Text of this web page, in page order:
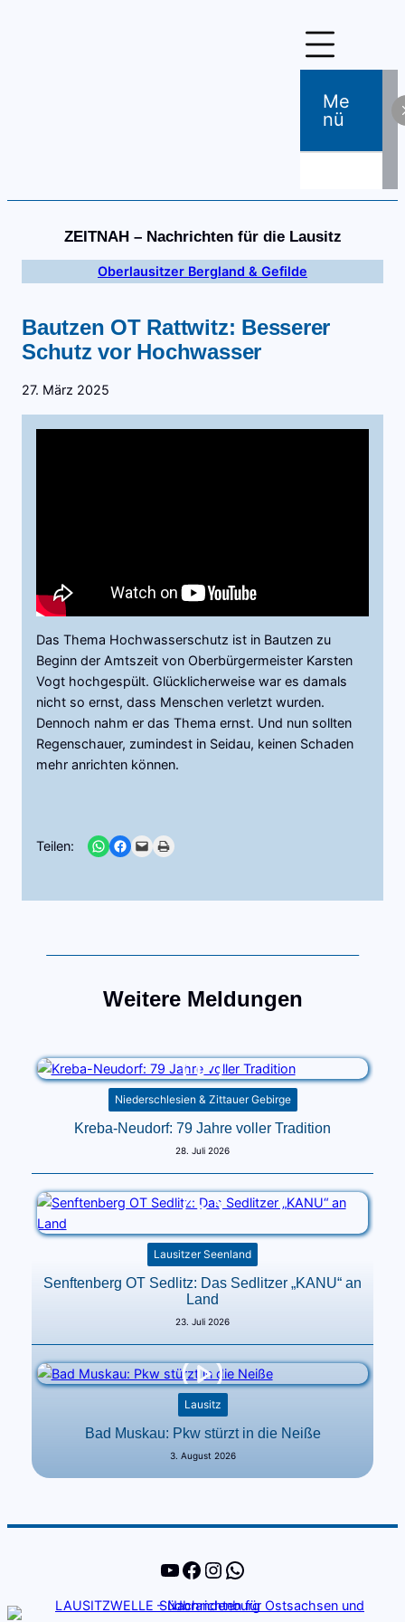
Me
Nü
ZEITNAH – Nachrichten für die Lausitz
Oberlausitzer Bergland & Gefilde
Bautzen OT Rattwitz: Besserer
Schutz vor Hochwasser
27. März 2025
Das Thema Hochwasserschutz ist in Bautzen zu
Beginn der Amtszeit von Oberbürgermeister Karsten
Vogt hochgespült. Glücklicherweise war es damals
nicht so ernst, dass Menschen verletzt wurden.
Dennoch nahm er das Thema ernst. Und nun sollten
Regenschauer, zumindest in Seidau, keinen Schaden
mehr anrichten können.
Teilen: Share on WhatsApp
Share on Facebook
Email this PagePrint this Page
Weitere Meldungen
Niederschlesien & Zittauer Gebirge
Kreba-Neudorf: 79 Jahre voller Tradition
28. Juli 2026
Lausitzer Seenland
Senftenberg OT Sedlitz: Das Sedlitzer „KANU“ an
Land
23. Juli 2026
Lausitz
Bad Muskau: Pkw stürzt in die Neiße
3. August 2026
YouTube
Facebook
Instagram
WhatsApp